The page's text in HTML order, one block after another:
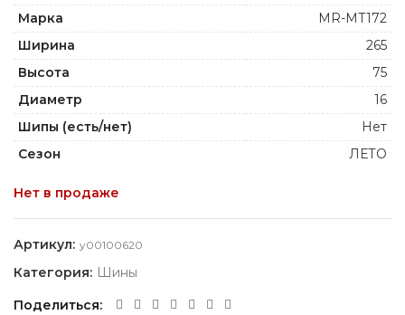
Марка
MR-MT172
Ширина
265
Высота
75
Диаметр
16
Шипы (есть/нет)
Нет
Сезон
ЛЕТО
Нет в продаже
Артикул: y00100620
Категория: Шины
Поделиться